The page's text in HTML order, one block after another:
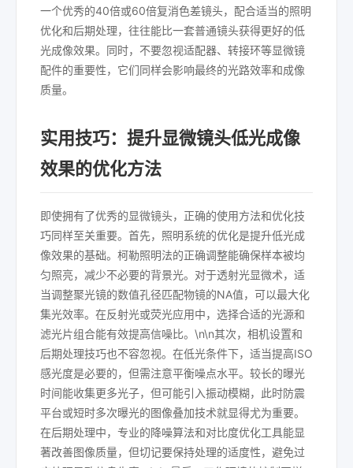
一个优秀的40倍或60倍复消色差镜头，配合适当的照明
优化和后期处理，往往能比一套普通镜头获得更好的低
光成像效果。同时，不要忽视适配器、转接环等显微镜
配件的重要性，它们同样会影响最终的光路效率和成像
质量。
实用技巧：提升显微镜头低光成像
效果的优化方法
即使拥有了优秀的显微镜头，正确的使用方法和优化技
巧同样至关重要。首先，照明系统的优化是提升低光成
像效果的基础。柯勒照明法的正确调整能确保样本被均
匀照亮，减少不必要的背景光。对于透射光显微术，适
当调整聚光镜的数值孔径匹配物镜的NA值，可以最大化
集光效率。在反射光或荧光应用中，选择合适的光源和
滤光片组合能有效提高信噪比。\n\n其次，相机设置和
后期处理技巧也不容忽视。在低光条件下，适当提高ISO
感光度是必要的，但需注意平衡噪点水平。较长的曝光
时间能收集更多光子，但可能引入振动模糊，此时防震
平台或短时多次曝光的图像叠加技术就显得尤为重要。
在后期处理中，专业的降噪算法和对比度优化工具能显
著改善图像质量，但切记要保持处理的适度性，避免过